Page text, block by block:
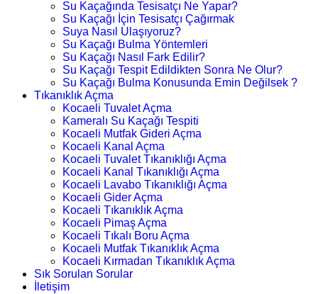
Su Kaçağında Tesisatçı Ne Yapar?
Su Kaçağı İçin Tesisatçı Çağırmak
Suya Nasıl Ulaşıyoruz?
Su Kaçağı Bulma Yöntemleri
Su Kaçağı Nasıl Fark Edilir?
Su Kaçağı Tespit Edildikten Sonra Ne Olur?
Su Kaçağı Bulma Konusunda Emin Değilsek ?
Tıkanıklık Açma
Kocaeli Tuvalet Açma
Kameralı Su Kaçağı Tespiti
Kocaeli Mutfak Gideri Açma
Kocaeli Kanal Açma
Kocaeli Tuvalet Tıkanıklığı Açma
Kocaeli Kanal Tıkanıklığı Açma
Kocaeli Lavabo Tıkanıklığı Açma
Kocaeli Gider Açma
Kocaeli Tıkanıklık Açma
Kocaeli Pimaş Açma
Kocaeli Tıkalı Boru Açma
Kocaeli Mutfak Tıkanıklık Açma
Kocaeli Kırmadan Tıkanıklık Açma
Sık Sorulan Sorular
İletişim